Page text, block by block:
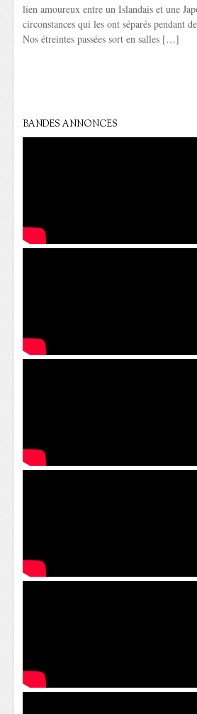
lien amoureux entre un Islandais et une
circonstances qui les ont séparés pendant
Nos étreintes passées sort en salles […]
BANDES ANNONCES